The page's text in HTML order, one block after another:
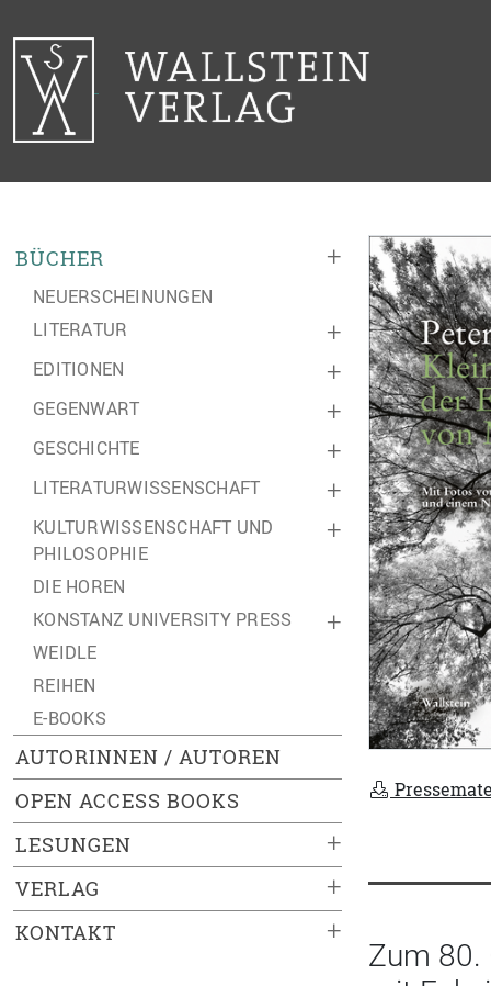
+
BÜCHER
NEUERSCHEINUNGEN
+
LITERATUR
+
EDITIONEN
+
GEGENWART
+
GESCHICHTE
+
LITERATURWISSENSCHAFT
+
KULTURWISSENSCHAFT UND
PHILOSOPHIE
DIE HOREN
+
KONSTANZ UNIVERSITY PRESS
WEIDLE
REIHEN
E-BOOKS
AUTORINNEN / AUTOREN
OPEN ACCESS BOOKS
+
LESUNGEN
+
VERLAG
+
KONTAKT
Zum 80.